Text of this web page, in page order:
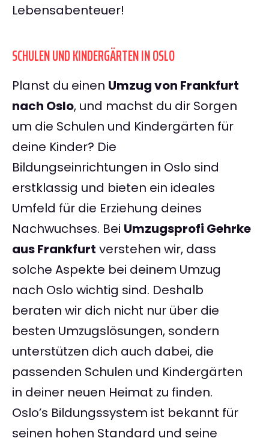
Lebensabenteuer!
SCHULEN UND KINDERGÄRTEN IN OSLO
Planst du einen Umzug von Frankfurt
nach Oslo, und machst du dir Sorgen
um die Schulen und Kindergärten für
deine Kinder? Die
Bildungseinrichtungen in Oslo sind
erstklassig und bieten ein ideales
Umfeld für die Erziehung deines
Nachwuchses. Bei Umzugsprofi Gehrke
aus Frankfurt verstehen wir, dass
solche Aspekte bei deinem Umzug
nach Oslo wichtig sind. Deshalb
beraten wir dich nicht nur über die
besten Umzugslösungen, sondern
unterstützen dich auch dabei, die
passenden Schulen und Kindergärten
in deiner neuen Heimat zu finden.
Oslo’s Bildungssystem ist bekannt für
seinen hohen Standard und seine